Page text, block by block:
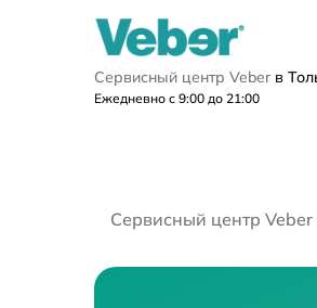
Сервисный центр Veber в
Ежедневно с 9:00 до 21:00
Сервисный центр Veber